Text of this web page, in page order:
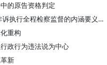
的原告资格判定
李昊昕 等：行政诉讼执行和行政非诉执行全程检察监督的内涵要义与实践进路
重构
政行为违法说为中心
新